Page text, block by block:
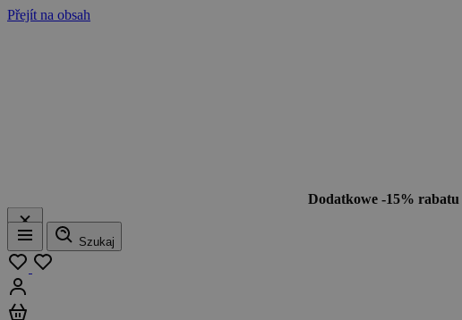
Přejít na obsah
Dodatkowe -15% rabatu
Menu
Szukaj